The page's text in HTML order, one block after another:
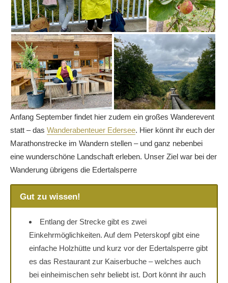
Anfang September findet hier zudem ein großes Wanderevent
statt – das Wanderabenteuer Edersee. Hier könnt ihr euch der
Marathonstrecke im Wandern stellen – und ganz nebenbei
eine wunderschöne Landschaft erleben. Unser Ziel war bei der
Wanderung übrigens die Edertalsperre
Gut zu wissen!
Entlang der Strecke gibt es zwei
Einkehrmöglichkeiten. Auf dem Peterskopf gibt eine
einfache Holzhütte und kurz vor der Edertalsperre gibt
es das Restaurant zur Kaiserbuche – welches auch
bei einheimischen sehr beliebt ist. Dort könnt ihr auch